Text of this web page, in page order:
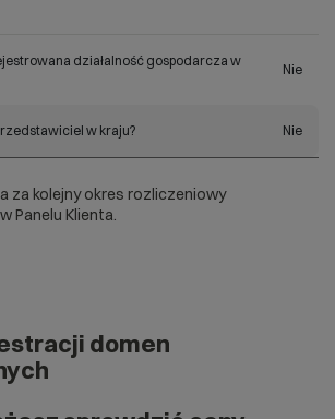
działalność gospodarcza w
Nie
w kraju? Nie
za kolejny okres rozliczeniowy
Panelu Klienta.
domen